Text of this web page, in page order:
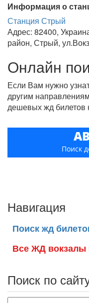
Информация о
Станция Стрый
Адрес: 82400,
район, Стрый,
Онлайн
Если Вам нужно
другим
дешевых жд билетов
Поиск
Навигация
Поиск жд
Все ЖД вокзалы
Поиск по